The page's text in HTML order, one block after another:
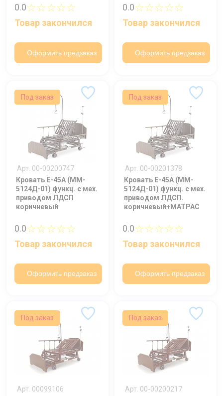
0.0☆☆☆☆☆
Товар закончился
Оформить предзаказ
0.0☆☆☆☆☆
Товар закончился
Оформить предзаказ
Под заказ
Арт. 00-00200747
Кровать E-45А (MM-
5124Д-01) функц. c мех.
приводом ЛДСП
коричневый
0.0☆☆☆☆☆
Товар закончился
Оформить предзаказ
Под заказ
Арт. 00-00201378
Кровать E-45А (MM-
5124Д-01) функц. c мех.
приводом ЛДСП.
коричневый+МАТРАС
0.0☆☆☆☆☆
Товар закончился
Оформить предзаказ
Под заказ
Арт. 00099106
Под заказ
Арт. 00-00200217